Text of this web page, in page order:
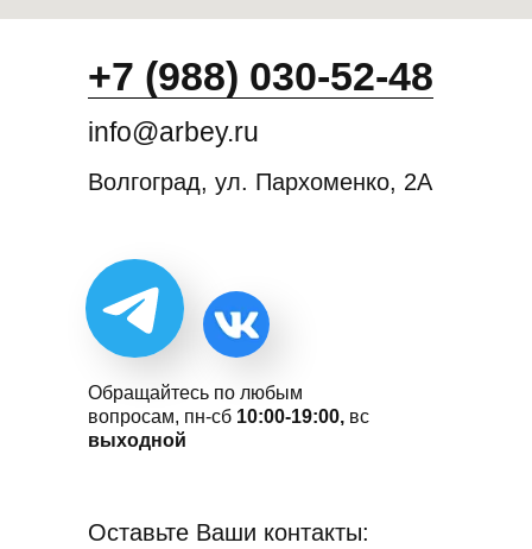
Оставьте Ваши контакты:
+7 (988) 030-52-48
info@arbey.ru
Обращайтесь по любым
вопросам, пн-сб 10:00-19:00, вс
выходной
Волгоград, ул. Пархоменко, 2А